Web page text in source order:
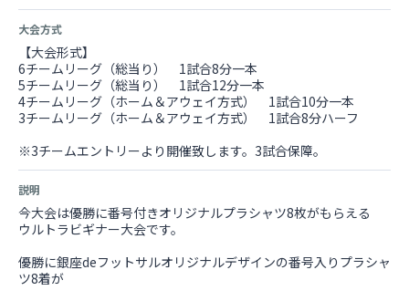
大会方式
【大会形式】
6チームリーグ（総当り） 1試合8分一本
5チームリーグ（総当り） 1試合12分一本
4チームリーグ（ホーム＆アウェイ方式） 1試合10分一本
3チームリーグ（ホーム＆アウェイ方式） 1試合8分ハーフ
※3チームエントリーより開催致します。3試合保障。
説明
今大会は優勝に番号付きオリジナルプラシャツ8枚がもらえる
ウルトラビギナー大会です。
優勝に銀座deフットサルオリジナルデザインの番号入りプラシャ
ツ8着が